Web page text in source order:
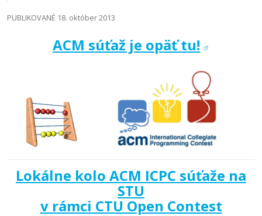
PUBLIKOVANÉ 18. október 2013
ACM súťaž je opäť tu!
Lokálne kolo ACM ICPC súťaže na
STU
v rámci CTU Open Contest